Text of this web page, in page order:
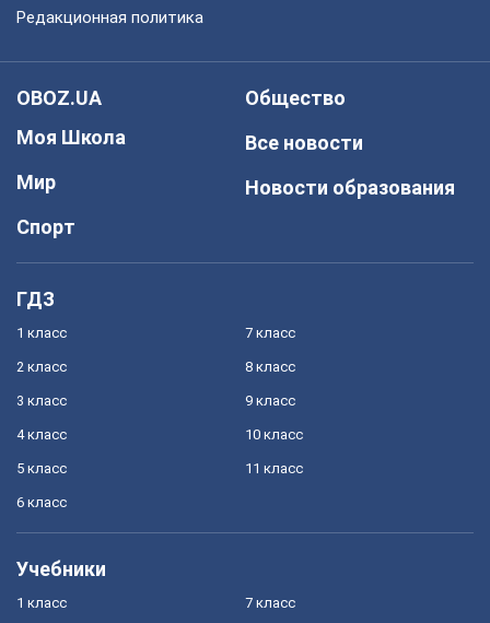
Редакционная политика
OBOZ.UA
Моя Школа
Мир
Спорт
Общество
Все новости
Новости образования
ГДЗ
1 класс
2 класс
3 класс
4 класс
5 класс
6 класс
7 класс
8 класс
9 класс
10 класс
11 класс
Учебники
1 класс 7 класс